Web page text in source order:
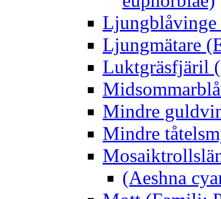
Ljungblåvinge
Ljungmätare
Luktgräsfjäril
Mindre
Mindre
(Aeshna